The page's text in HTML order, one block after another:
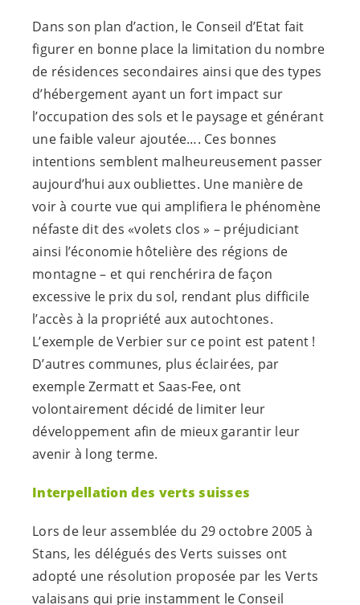
Dans son plan d’action, le Conseil d’Etat fait
figurer en bonne place la limitation du nombre
de résidences secondaires ainsi que des types
d’hébergement ayant un fort impact sur
l’occupation des sols et le paysage et générant
une faible valeur ajoutée…. Ces bonnes
intentions semblent malheureusement passer
aujourd’hui aux oubliettes. Une manière de
voir à courte vue qui amplifiera le phénomène
néfaste dit des «volets clos » – préjudiciant
ainsi l’économie hôtelière des régions de
montagne – et qui renchérira de façon
excessive le prix du sol, rendant plus difficile
l’accès à la propriété aux autochtones.
L’exemple de Verbier sur ce point est patent !
D’autres communes, plus éclairées, par
exemple Zermatt et Saas-Fee, ont
volontairement décidé de limiter leur
développement afin de mieux garantir leur
avenir à long terme.
Interpellation des verts suisses
Lors de leur assemblée du 29 octobre 2005 à
Stans, les délégués des Verts suisses ont
adopté une résolution proposée par les Verts
valaisans qui prie instamment le Conseil